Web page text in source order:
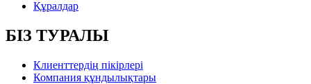
Құралдар
БІЗ ТУРАЛЫ
Клиенттердің пікірлері
Компания құндылықтары